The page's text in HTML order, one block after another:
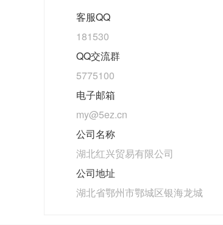
客服QQ
181530
QQ交流群
5775100
电子邮箱
my@5ez.cn
公司名称
湖北红兴贸易有限公司
公司地址
湖北省鄂州市鄂城区银海龙城